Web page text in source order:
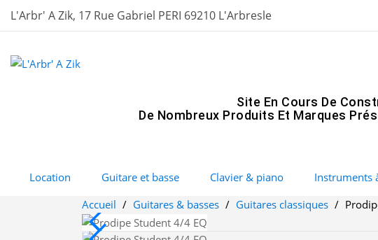
L'Arbr' A Zik, 17 Rue Gabriel PERI 69210 L'Arbresle
Site En Cours De
De Nombreux Produits Et Marques
Location Guitare et basse Clavier & piano Instruments
Accueil
Guitares & basses Guitares classiques